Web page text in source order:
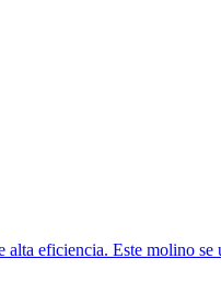
eficiencia. Este molino se